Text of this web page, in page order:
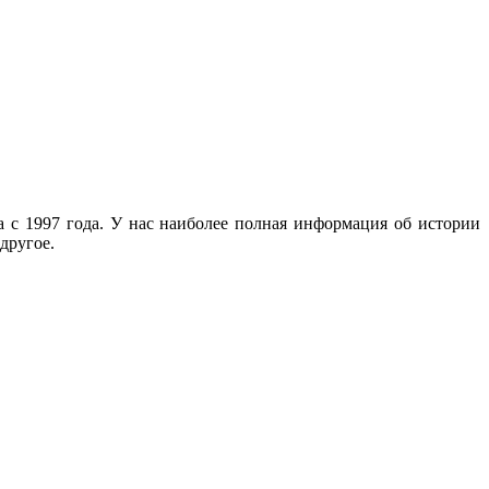
года. У нас наиболее полная информация об истории